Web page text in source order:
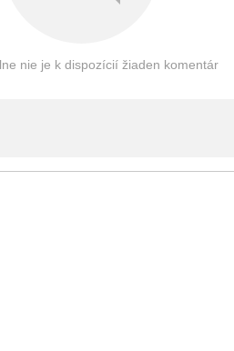
nie je k dispozícií žiaden komentár